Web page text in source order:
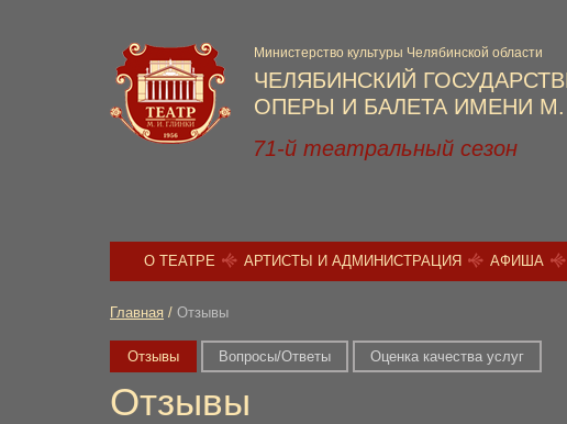
ЧЕЛЯБИНСКИЙ
ОПЕРЫ И БАЛЕТА ИМЕНИ М.
Министерство культуры Челябинской области
71-й театральный сезон
О ТЕАТРЕ АРТИСТЫ И АДМИНИСТРАЦИЯ АФИША
Главная / Отзывы
Отзывы Вопросы/Ответы Оценка качества услуг
Отзывы